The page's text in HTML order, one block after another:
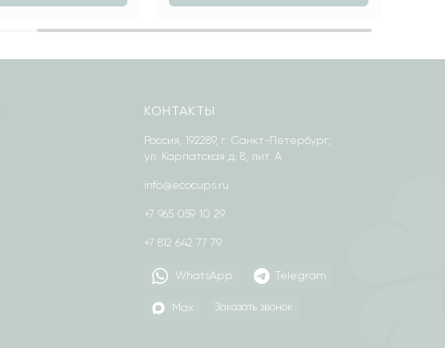
КОНТАКТЫ
Россия, 192289, г. Санкт-Петербург,
ул. Карпатская д. 8, лит. А
info@ecocups.ru
+7 965 059 10 29
+7 812 642 77 79
WhatsApp Telegram
Max Заказать звонок